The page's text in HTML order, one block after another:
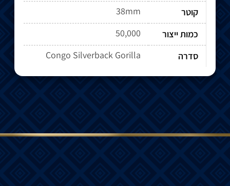
קוטר
38mm
כמות ייצור
50,000
סדרה
Congo Silverback Gorilla